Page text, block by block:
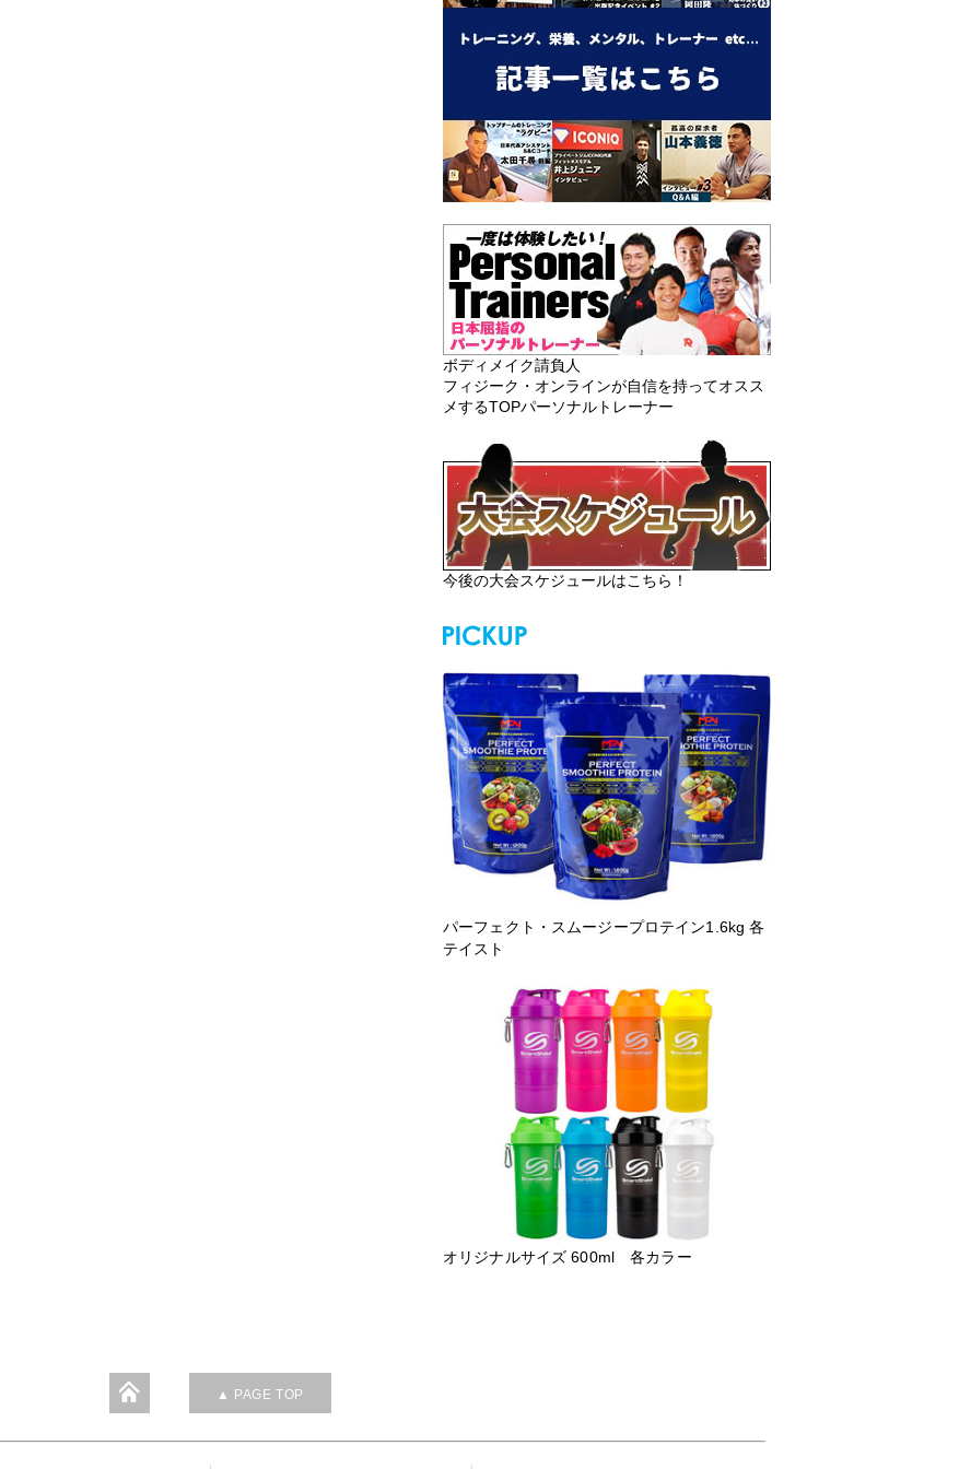
ボディメイク請負人
フィジーク・オンラインが自信を持ってオスス
メするTOPパーソナルトレーナー
今後の大会スケジュールはこちら！
パーフェクト・スムージープロテイン1.6kg 各
テイスト
オリジナルサイズ 600ml 各カラー
▲ PAGE TOP